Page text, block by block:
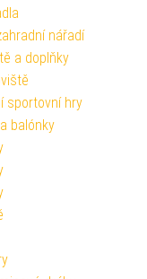
nářadí
a doplňky
sportovní hry
balónky